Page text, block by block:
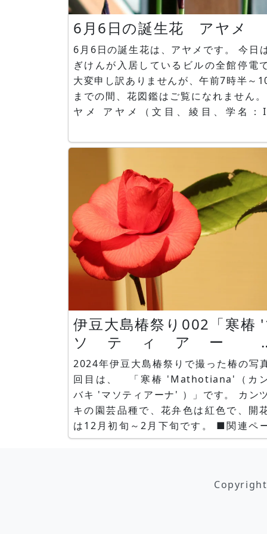
6月6日の誕生花 アヤメ
6月6日の誕生花は、アヤメです。 今日はか
ぎけんが入居しているビルの全館停電
大変申し訳ありませんが、午前7時半～
までの間、花図鑑はご覧になれません。
ヤメ アヤメ（文目、綾目、学名：
中国原産で、アヤメ科アヤメ属の多年
メ サキガケアヤメ（魁文目、魁綾目
名： Iris unguic
伊豆大島椿祭り002「寒椿 'マ
ソティアー
（'Mathotiana'）」
2024年伊豆大島椿祭りで撮った椿の写
回目は、 「寒椿 'Mathotiana'（カ
バキ 'マソティアーナ' ）」です。 カン
キの園芸品種で、花弁色は紅色で、開
は12月初旬～2月下旬です。 ■関連ページ
【花日記】 伊豆大島椿祭り002「
8日(木) 【特集】 特集 寒椿品種